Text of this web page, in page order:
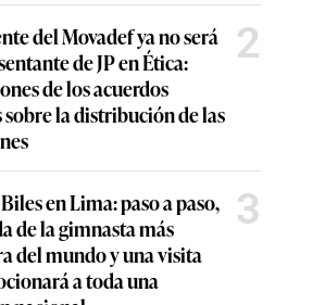
del Movadef ya no será
de JP en Ética:
de los acuerdos
la distribución de las
2
en Lima: paso a paso,
de la gimnasta más
del mundo y una visita
a toda una
3